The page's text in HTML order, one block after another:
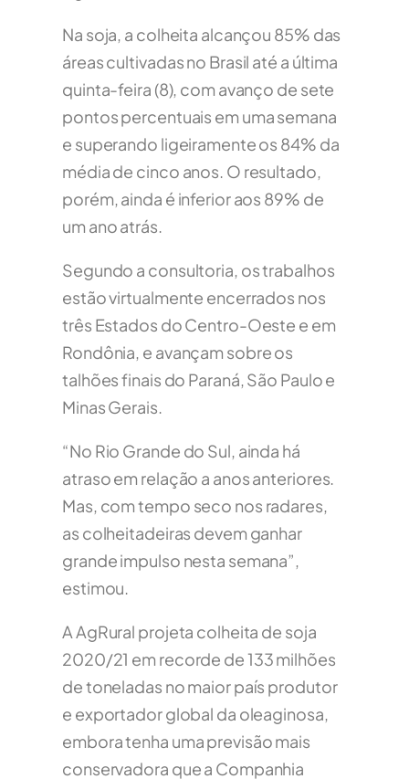
Na soja, a colheita alcançou 85% das
áreas cultivadas no Brasil até a última
quinta-feira (8), com avanço de sete
pontos percentuais em uma semana
e superando ligeiramente os 84% da
média de cinco anos. O resultado,
porém, ainda é inferior aos 89% de
um ano atrás.
Segundo a consultoria, os trabalhos
estão virtualmente encerrados nos
três Estados do Centro-Oeste e em
Rondônia, e avançam sobre os
talhões finais do Paraná, São Paulo e
Minas Gerais.
“No Rio Grande do Sul, ainda há
atraso em relação a anos anteriores.
Mas, com tempo seco nos radares,
as colheitadeiras devem ganhar
grande impulso nesta semana”,
estimou.
A AgRural projeta colheita de soja
2020/21 em recorde de 133 milhões
de toneladas no maior país produtor
e exportador global da oleaginosa,
embora tenha uma previsão mais
conservadora que a Companhia